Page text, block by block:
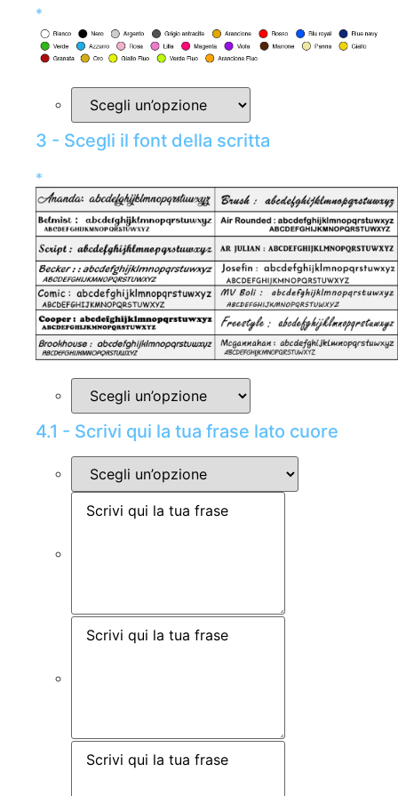
*
3 - Scegli il font della scritta
*
4.1 - Scrivi qui la tua frase lato cuore